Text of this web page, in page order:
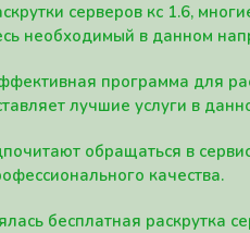
серверов кс 1.6,
необходимый в данном
программа для
лучшие услуги в
обращаться в
качества.
бесплатная раскрутка